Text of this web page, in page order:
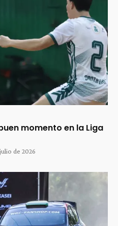
momento en la Liga
de 2026